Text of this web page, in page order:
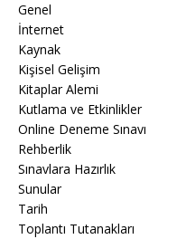
Genel
İnternet
Kaynak
Kişisel Gelişim
Kitaplar Alemi
Kutlama ve Etkinlikler
Online Deneme Sınavı
Rehberlik
Sınavlara Hazırlık
Sunular
Tarih
Toplantı Tutanakları